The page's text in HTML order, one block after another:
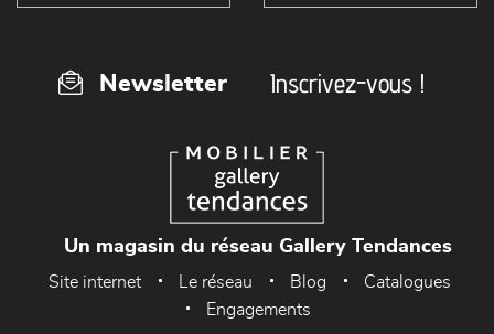
Newsletter Inscrivez-vous !
Un magasin du réseau Gallery Tendances
Site internet Le réseau Blog
Catalogues
Engagements